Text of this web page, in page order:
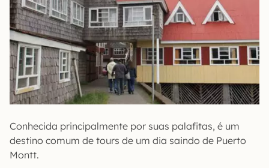
Conhecida principalmente por suas palafitas, é um
destino comum de tours de um dia saindo de Puerto
Montt.